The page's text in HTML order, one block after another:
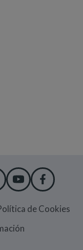
NUEVA
EN NUEVA
LINKEDIN
(ABRE EN
YOUTUBE
(ABRE EN
de Cookies
(Abre en